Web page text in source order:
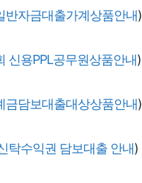
반자금대출가계상품안내)
신용PPL공무원상품안내)
금담보대출대상상품안내)
탁수익권 담보대출 안내)